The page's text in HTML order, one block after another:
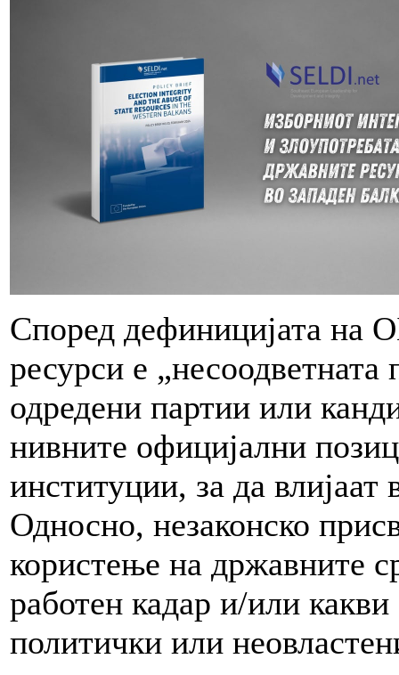
Според дефиницијата на
ресурси е
одредени партии или
нивните официјални
институции, за да влијаат
Односно, незаконско
користење на државните
работен кадар и/или
политички или